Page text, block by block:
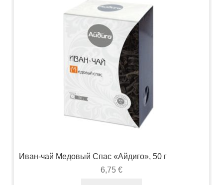
Иван-чай Медовый Спас «Айдиго», 50 г
6,75 €